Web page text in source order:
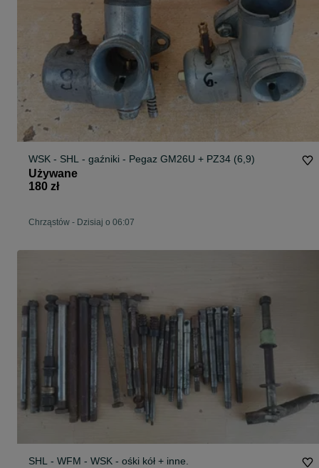
WSK - SHL - gaźniki - Pegaz GM26U + PZ34 (6,9)
Używane
180 zł
Chrząstów - Dzisiaj o 06:07
SHL - WFM - WSK - ośki kół + inne.